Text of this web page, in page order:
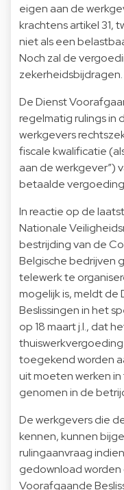
eigen aan de
krachtens artikel 31,
niet als een
Noch zal de
zekerheidsbijdragen.
De Dienst
regelmatig rulings in
werkgevers
fiscale kwalificatie
aan de werkgever”)
betaalde
In reactie op de
Nationale
bestrijding van de
Belgische bedrijven
telewerk te
mogelijk is, meldt
Beslissingen in het
op 18 maart j.l., dat
toegekend worden
uit moeten werken
genomen in de
De werkgevers die
kennen, kunnen
rulingaanvraag
gedownload worden
Voorafgaande